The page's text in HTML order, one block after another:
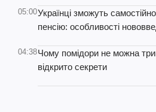
05:00Українці зможуть
пенсію: особливості
04:38Чому помідори не можна
відкрито секрети